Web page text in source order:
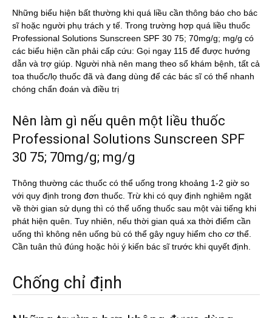
Những biểu hiện bất thường khi quá liều cần thông báo cho bác
sĩ hoặc người phụ trách y tế. Trong trường hợp quá liều thuốc
Professional Solutions Sunscreen SPF 30 75; 70mg/g; mg/g có
các biểu hiện cần phải cấp cứu: Gọi ngay 115 để được hướng
dẫn và trợ giúp. Người nhà nên mang theo sổ khám bệnh, tất cả
toa thuốc/lọ thuốc đã và đang dùng để các bác sĩ có thể nhanh
chóng chẩn đoán và điều trị
Nên làm gì nếu quên một liều thuốc
Professional Solutions Sunscreen SPF
30 75; 70mg/g; mg/g
Thông thường các thuốc có thể uống trong khoảng 1-2 giờ so
với quy định trong đơn thuốc. Trừ khi có quy định nghiêm ngặt
về thời gian sử dụng thì có thể uống thuốc sau một vài tiếng khi
phát hiện quên. Tuy nhiên, nếu thời gian quá xa thời điểm cần
uống thì không nên uống bù có thể gây nguy hiểm cho cơ thể.
Cần tuân thủ đúng hoặc hỏi ý kiến bác sĩ trước khi quyết định.
Chống chỉ định